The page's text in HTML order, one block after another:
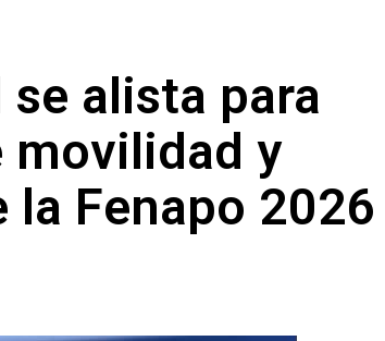
alista para
movilidad y
Fenapo 2026